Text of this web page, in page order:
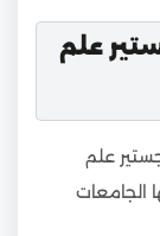
علم
علم
الجامعات